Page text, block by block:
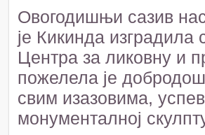
Овогодишњи сазив
је Кикинда изградила
Центра за ликовну и
пожелела је
свим изазовима,
монументалној